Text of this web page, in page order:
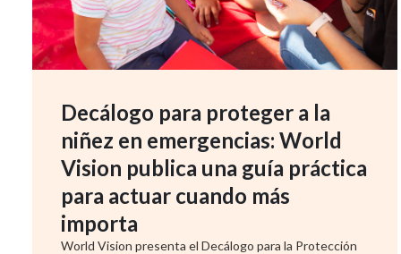
Decálogo para proteger a la
niñez en emergencias: World
Vision publica una guía práctica
para actuar cuando más
importa
World Vision presenta el Decálogo para la Protección